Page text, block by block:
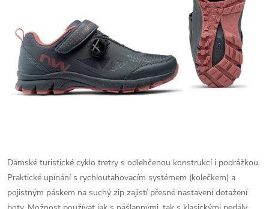
Dámské turistické cyklo tretry s odlehčenou konstrukcí i podrážkou.
Praktické upínání s rychloutahovacím systémem (kolečkem) a
pojistným páskem na suchý zip zajistí přesné nastavení dotažení